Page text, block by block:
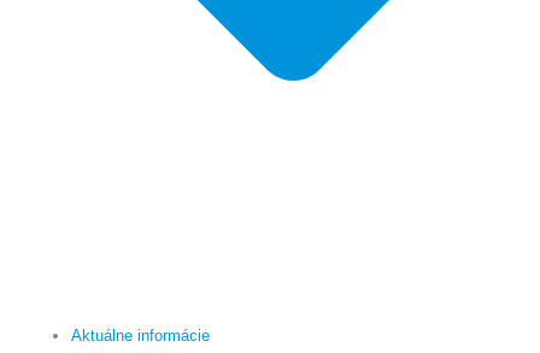
Aktuálne informácie